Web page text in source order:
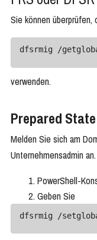
Sie können
dfsrmig /
verwenden.
Prepared State
Melden Sie sich am
Unternehmensadmin an.
PowerShell-
Geben Sie
dfsrmig /